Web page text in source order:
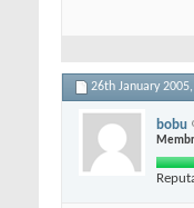
26th January 2005,
bobu